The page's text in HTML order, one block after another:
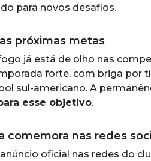
para novos desafios.
próximas metas
já está de olho nas
forte, com briga por
sul-americano. A
esse objetivo.
comemora nas redes
oficial nas redes do